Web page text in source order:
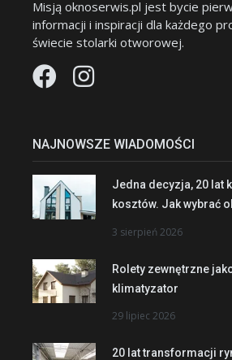
Misją oknoserwis.pl jest bycie
informacji i inspiracji dla każdego
świecie stolarki otworowej.
NAJNOWSZE WIADOMOŚCI
Jedna decyzja, 20 lat
kosztów. Jak wybrać
3 sierpień 2026
Rolety zewnętrzne
klimatyzator
29 lipiec 2026
20 lat transformacji